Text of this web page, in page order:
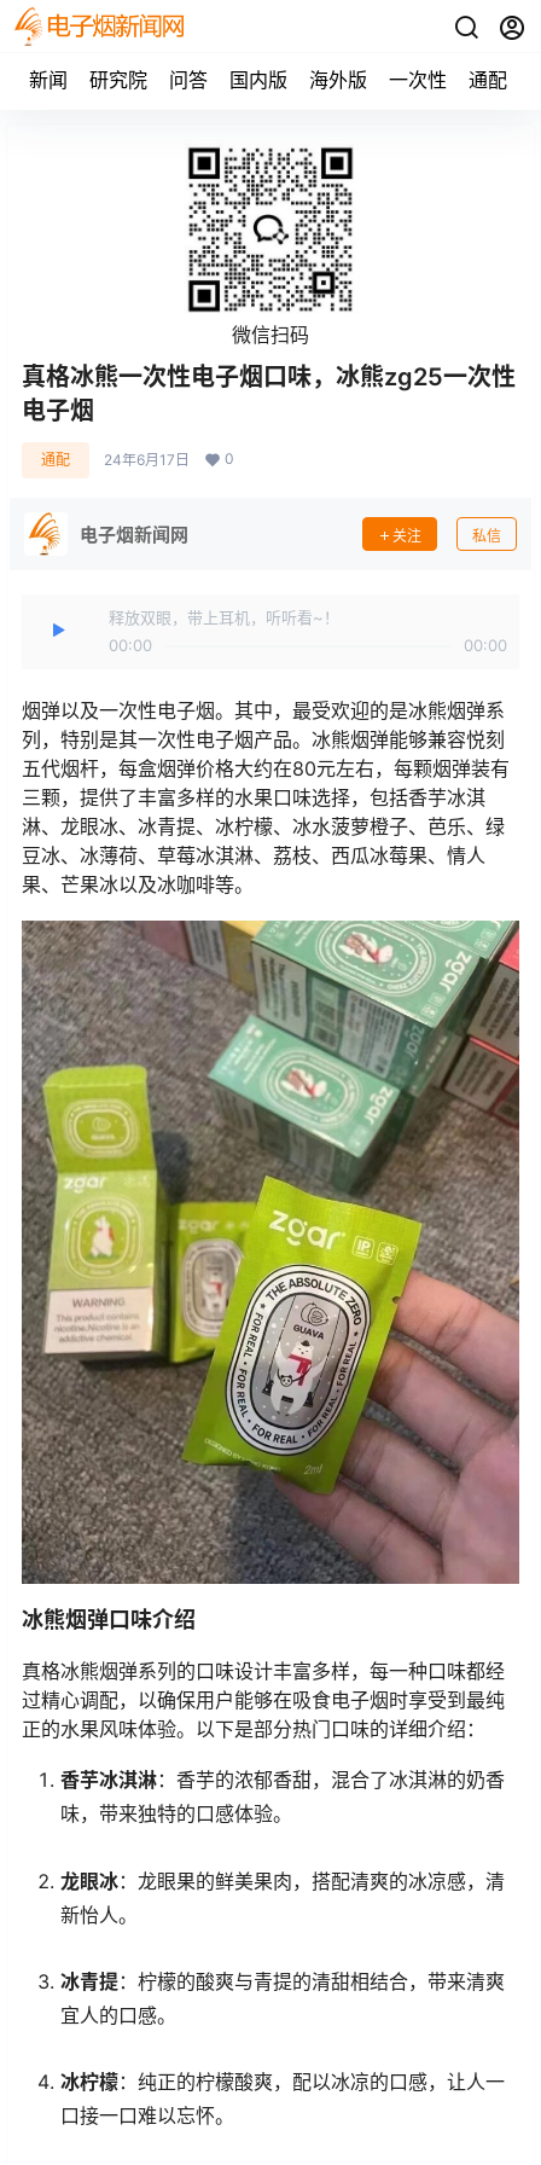
新闻 研究院 问答 国内版 海外版 一次性 通配
微信扫码
真格冰熊一次性电子烟口味，冰熊zg25一次性
电子烟
通配 24年6月17日 0
电子烟新闻网 关注 私信
释放双眼，带上耳机，听听看~！
00:00
00:00
烟弹以及一次性电子烟。其中，最受欢迎的是冰熊烟弹系
列，特别是其一次性电子烟产品。冰熊烟弹能够兼容悦刻
五代烟杆，每盒烟弹价格大约在80元左右，每颗烟弹装有
三颗，提供了丰富多样的水果口味选择，包括香芋冰淇
淋、龙眼冰、冰青提、冰柠檬、冰水菠萝橙子、芭乐、绿
豆冰、冰薄荷、草莓冰淇淋、荔枝、西瓜冰莓果、情人
果、芒果冰以及冰咖啡等。
冰熊烟弹口味介绍
真格冰熊烟弹系列的口味设计丰富多样，每一种口味都经
过精心调配，以确保用户能够在吸食电子烟时享受到最纯
正的水果风味体验。以下是部分热门口味的详细介绍：
香芋冰淇淋：香芋的浓郁香甜，混合了冰淇淋的奶香
味，带来独特的口感体验。
龙眼冰：龙眼果的鲜美果肉，搭配清爽的冰凉感，清
新怡人。
冰青提：柠檬的酸爽与青提的清甜相结合，带来清爽
宜人的口感。
冰柠檬：纯正的柠檬酸爽，配以冰凉的口感，让人一
口接一口难以忘怀。